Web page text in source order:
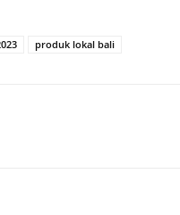
produk lokal bali